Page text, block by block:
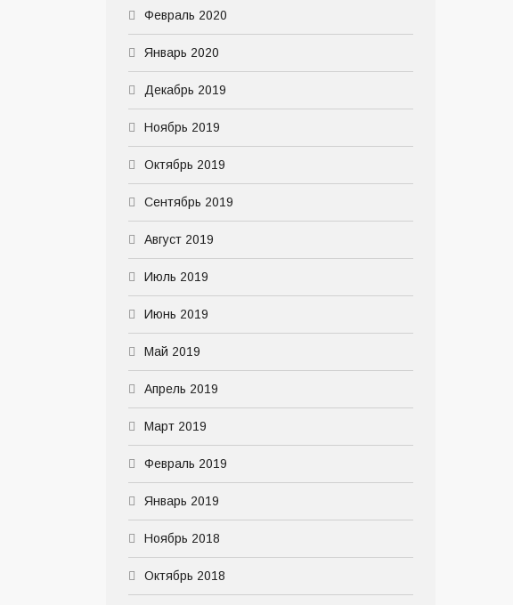
Февраль 2020
Январь 2020
Декабрь 2019
Ноябрь 2019
Октябрь 2019
Сентябрь 2019
Август 2019
Июль 2019
Июнь 2019
Май 2019
Апрель 2019
Март 2019
Февраль 2019
Январь 2019
Ноябрь 2018
Октябрь 2018